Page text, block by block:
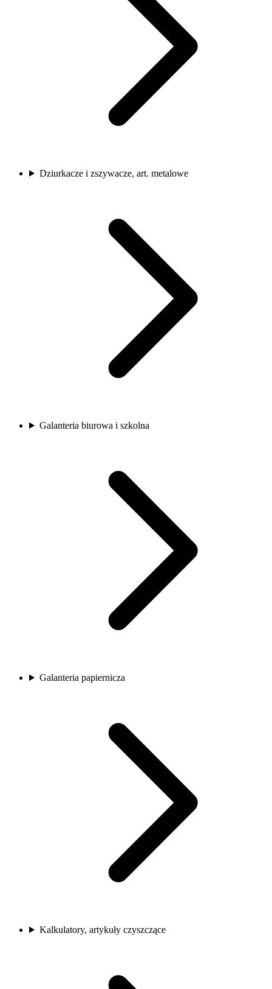
Dziurkacze i zszywacze, art. metalowe
Galanteria biurowa i szkolna
Galanteria papiernicza
Kalkulatory, artykuły czyszczące